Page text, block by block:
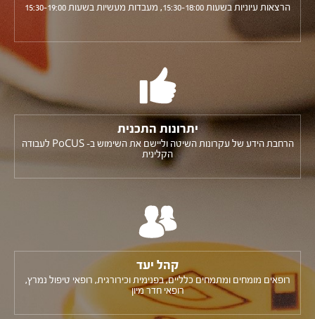
הרצאות עיוניות בשעות 15:30-18:00, מעבדות מעשיות בשעות 15:30-19:00
יתרונות התכנית
הרחבת הידע של עקרונות השיטה וליישם את השימוש ב- PoCUS לעבודה
הקלינית
קהל יעד
רופאים מומחים ומתמחים כלליים, בפנימית וכירורגית, רופאי טיפול נמרץ,
רופאי חדר מיון